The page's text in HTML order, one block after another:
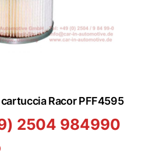
Racor PFF4595
2504 984990